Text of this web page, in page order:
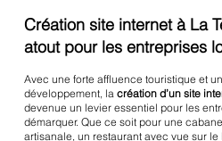
Création site internet à La
atout pour les entreprises
Avec une forte affluence touristique et
développement, lacréation d’un site
devenue un levier essentiel pour les
démarquer. Que ce soit pour une
artisanale, un restaurant avec vue sur